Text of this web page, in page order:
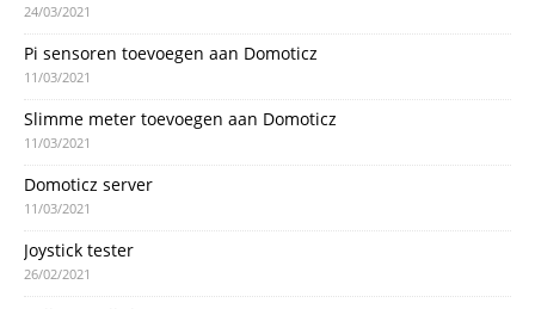
24/03/2021
Pi sensoren toevoegen aan Domoticz
11/03/2021
Slimme meter toevoegen aan Domoticz
11/03/2021
Domoticz server
11/03/2021
Joystick tester
26/02/2021